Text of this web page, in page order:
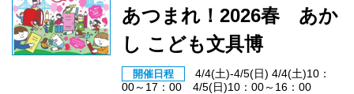
あつまれ！2026春 あか
し こども文具博
開催日程
4/4(土)-4/5(日) 4/4(土)10：
00～17：00 4/5(日)10：00～16：00